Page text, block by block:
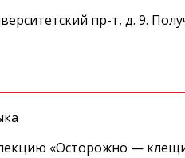
пр-т, д. 9.
«Осторожно —